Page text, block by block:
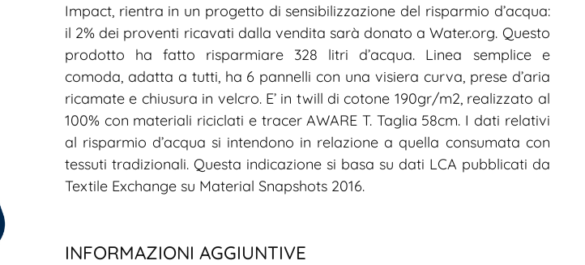
Impact, rientra in un progetto di sensibilizzazione del risparmio d’acqua:
il 2% dei proventi ricavati dalla vendita sarà donato a Water.org. Questo
prodotto ha fatto risparmiare 328 litri d’acqua. Linea semplice e
comoda, adatta a tutti, ha 6 pannelli con una visiera curva, prese d’aria
ricamate e chiusura in velcro. E’ in twill di cotone 190gr/m2, realizzato al
100% con materiali riciclati e tracer AWARE T. Taglia 58cm. I dati relativi
al risparmio d’acqua si intendono in relazione a quella consumata con
tessuti tradizionali. Questa indicazione si basa su dati LCA pubblicati da
Textile Exchange su Material Snapshots 2016.
INFORMAZIONI AGGIUNTIVE